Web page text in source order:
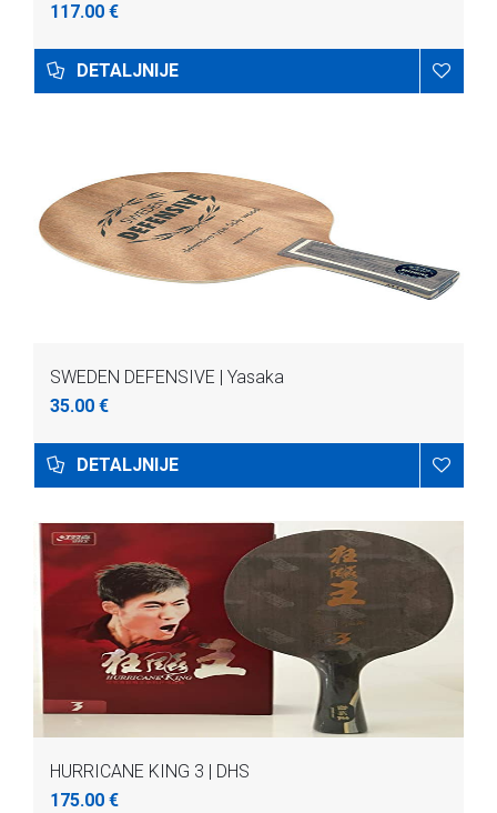
117.00 €
DETALJNIJE
SWEDEN DEFENSIVE | Yasaka
35.00 €
DETALJNIJE
HURRICANE KING 3 | DHS
175.00 €